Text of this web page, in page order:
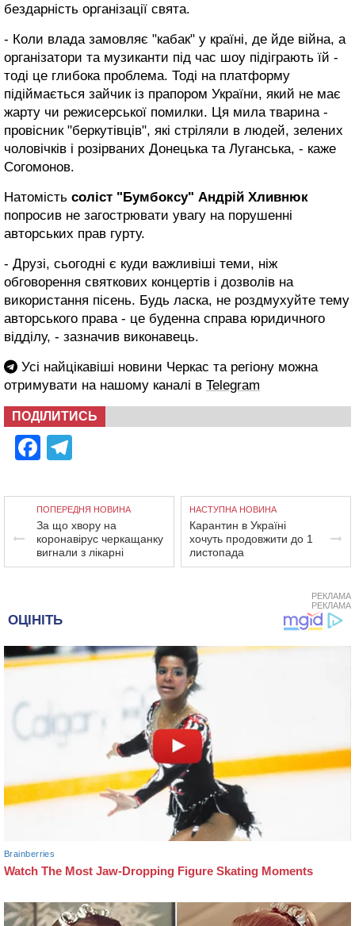
бездарність організації свята.
- Коли влада замовляє "кабак" у країні, де йде війна, а
організатори та музиканти під час шоу підіграють їй -
тоді це глибока проблема. Тоді на платформу
підіймається зайчик із прапором України, який не має
жарту чи режисерської помилки. Ця мила тварина -
провісник "беркутівців", які стріляли в людей, зелених
чоловічків і розірваних Донецька та Луганська, - каже
Согомонов.
Натомість соліст "Бумбоксу" Андрій Хливнюк
попросив не загострювати увагу на порушенні
авторських прав гурту.
- Друзі, сьогодні є куди важливіші теми, ніж
обговорення святкових концертів і дозволів на
використання пісень. Будь ласка, не роздмухуйте тему
авторського права - це буденна справа юридичного
відділу, - зазначив виконавець.
Усі найцікавіші новини Черкас та регіону можна
отримувати на нашому каналі в Telegram
ПОДІЛИТИСЬ
Facebook
ПОПЕРЕДНЯ НОВИНА
За що хвору на
коронавірус черкащанку
вигнали з лікарні
НАСТУПНА НОВИНА
Карантин в Україні
хочуть продовжити до 1
листопада
РЕКЛАМА
РЕКЛАМА